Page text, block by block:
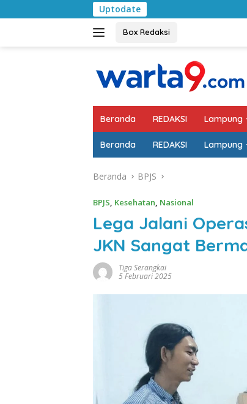
ke
Uptodate Pemkab
Box Redaksi
Beranda REDAKSI Lampung
Beranda REDAKSI Lampung
Beranda BPJS
BPJS, Kesehatan, Nasional
Lega Jalani
JKN Sangat
Tiga Serangkai
5 Februari 2025